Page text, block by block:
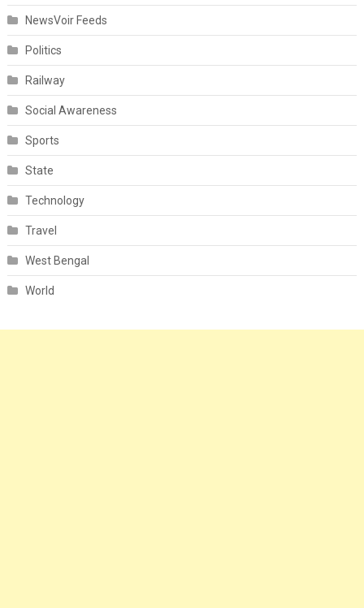
NewsVoir Feeds
Politics
Railway
Social Awareness
Sports
State
Technology
Travel
West Bengal
World